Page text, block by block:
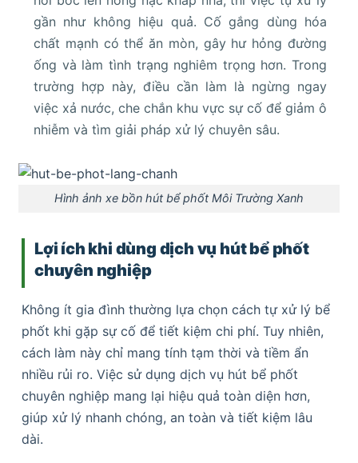
gần như không hiệu quả. Cố gắng dùng hóa
chất mạnh có thể ăn mòn, gây hư hỏng đường
ống và làm tình trạng nghiêm trọng hơn. Trong
trường hợp này, điều cần làm là ngừng ngay
việc xả nước, che chắn khu vực sự cố để giảm ô
nhiễm và tìm giải pháp xử lý chuyên sâu.
Hình ảnh xe bồn hút bể phốt Môi Trường Xanh
Lợi ích khi dùng dịch vụ hút bể phốt
chuyên nghiệp
Không ít gia đình thường lựa chọn cách tự xử lý bể
phốt khi gặp sự cố để tiết kiệm chi phí. Tuy nhiên,
cách làm này chỉ mang tính tạm thời và tiềm ẩn
nhiều rủi ro. Việc sử dụng dịch vụ hút bể phốt
chuyên nghiệp mang lại hiệu quả toàn diện hơn,
giúp xử lý nhanh chóng, an toàn và tiết kiệm lâu
dài.